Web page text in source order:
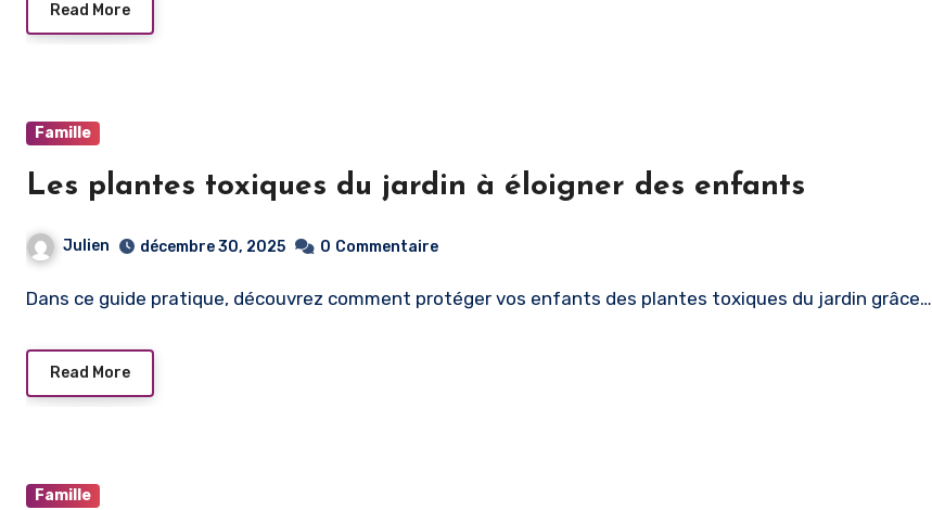
Read More
Famille
Les plantes toxiques du jardin à éloigner des enfants
Julien décembre 30, 2025 0 Commentaire
Dans ce guide pratique, découvrez comment protéger vos enfants des plantes toxiques du jardin grâce…
Read More
Famille